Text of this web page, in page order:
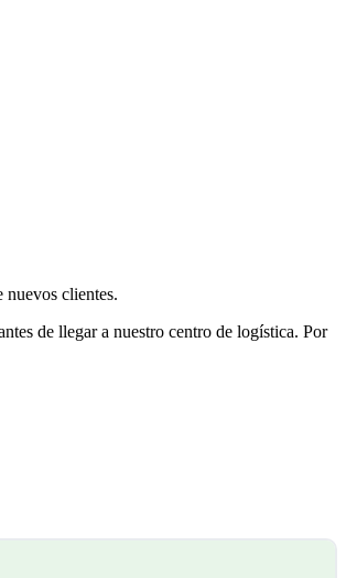
nuevos clientes.
de llegar a nuestro centro de logística. Por